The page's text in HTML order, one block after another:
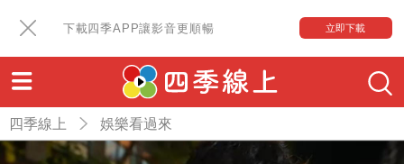
下載四季APP讓影音更順暢 立即下載
四季線上 娛樂看過來